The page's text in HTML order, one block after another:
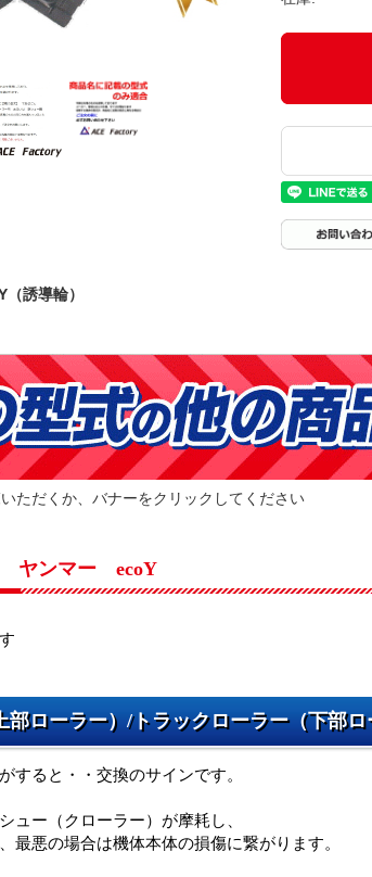
誘導輪）
ただくか、バナーをクリックしてください
ヤンマー ecoY
部ローラー）/トラックローラー（下部ロ
すると・・交換のサインです。
ュー（クローラー）が摩耗し、
最悪の場合は機体本体の損傷に繋がります。